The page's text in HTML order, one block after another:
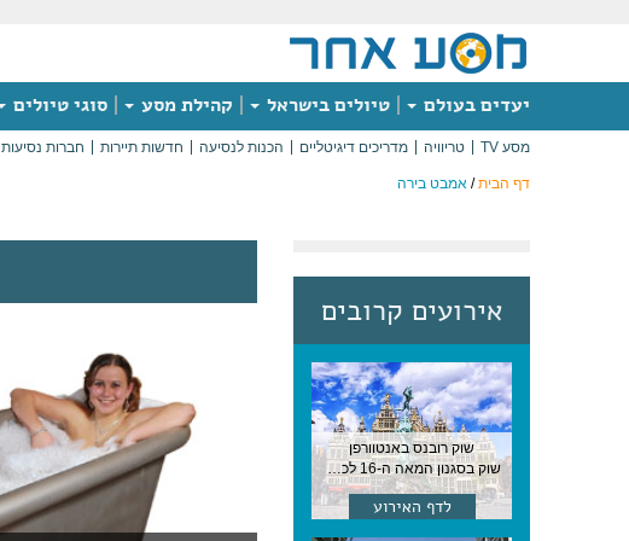
יעדים בעולם טיולים בישראל קהילת מסע סוגי טיולים
מסע TV טריוויה מדריכים דיגיטליים הכנות לנסיעה חדשות תיירות חברות נסיעות
דף הבית/ אמבט בירה
אירועים קרובים
שוק רובנס באנטוורפן
שוק בסגנון המאה ה-16 לכבודו של הצייר המפורסם, בן העיר, נערך ב-15 באוגוסט באנטוורפן
לדף האירוע